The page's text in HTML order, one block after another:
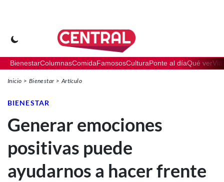
BienestarColumnasComidaFamososCulturaPonte al díaQué ver
Inicio Bienestar Artículo
BIENESTAR
Generar emociones
positivas puede
ayudarnos a hacer frente